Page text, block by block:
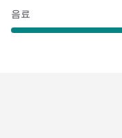
음료